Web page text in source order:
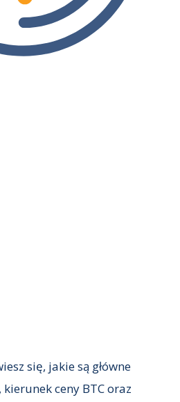
się, jakie są główne
ceny BTC oraz